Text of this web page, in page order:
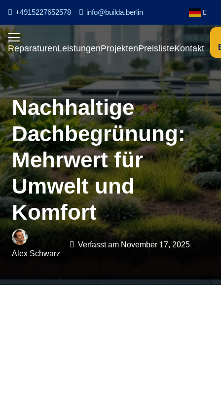
+4915227652578 info@builda.berlin
ReparaturenLeistungenProjektenPreislisteKontakt
Nachhaltige
Dachbegrünung:
Mehrwert für
Umwelt und
Komfort
Alex Schwarz
Verfasst am November 17, 2025